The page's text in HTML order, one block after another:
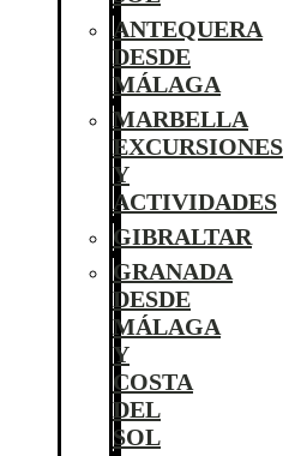
ANTEQUERA
DESDE
MÁLAGA
MARBELLA
EXCURSIONES
Y
ACTIVIDADES
GIBRALTAR
GRANADA
DESDE
MÁLAGA
Y
COSTA
DEL
SOL